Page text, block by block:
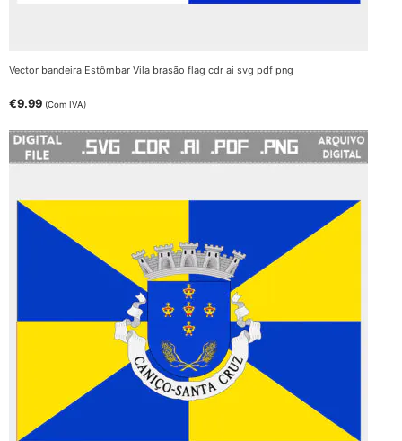
Vector bandeira Estômbar Vila brasão flag cdr ai svg pdf png
€9.99 (Com IVA)